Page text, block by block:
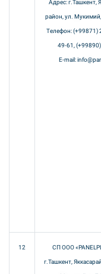
Адрес: г.Ташкент,
район, ул.
Телефон: (+99871)
49-61,
E-mail:
12 СП ООО
г.Ташкент,